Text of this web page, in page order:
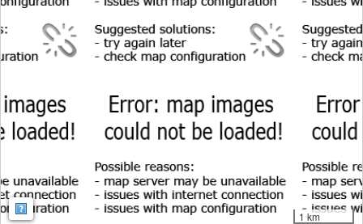
Map: Map: © OpenStreetMap contributors,SRTM| Map style:
1 km